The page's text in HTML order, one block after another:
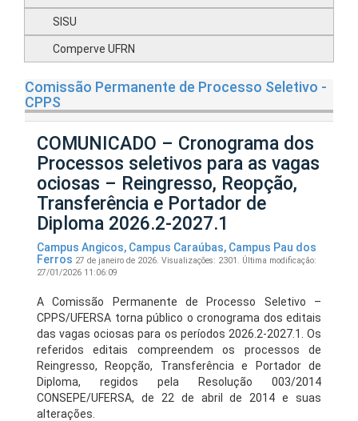
SISU
Comperve UFRN
Comissão Permanente de Processo Seletivo -
CPPS
COMUNICADO – Cronograma dos
Processos seletivos para as vagas
ociosas – Reingresso, Reopção,
Transferência e Portador de
Diploma 2026.2-2027.1
Campus Angicos, Campus Caraúbas, Campus Pau dos
Ferros 27 de janeiro de 2026. Visualizações: 2301. Última modificação:
27/01/2026 11:06:09
A Comissão Permanente de Processo Seletivo –
CPPS/UFERSA torna público o cronograma dos editais
das vagas ociosas para os períodos 2026.2-2027.1. Os
referidos editais compreendem os processos de
Reingresso, Reopção, Transferência e Portador de
Diploma, regidos pela Resolução 003/2014
CONSEPE/UFERSA, de 22 de abril de 2014 e suas
alterações.